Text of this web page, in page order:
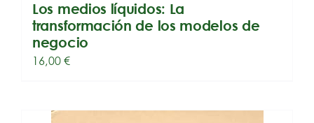
Los medios líquidos: La
transformación de los modelos de
negocio
16,00€